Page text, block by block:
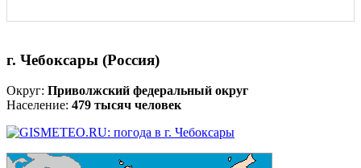
г. Чебоксары (Россия)
Округ: Приволжский федеральный округ
Население: 479 тысяч человек